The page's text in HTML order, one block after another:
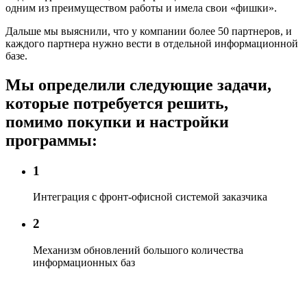
одним из преимуществом работы и имела свои «фишки».
Дальше мы выяснили, что у компании более 50 партнеров, и
каждого партнера нужно вести в отдельной информационной
базе.
Мы определили следующие задачи,
которые потребуется решить,
помимо покупки и настройки
программы:
1
Интеграция с фронт-офисной системой заказчика
2
Механизм обновлений большого количества
информационных баз